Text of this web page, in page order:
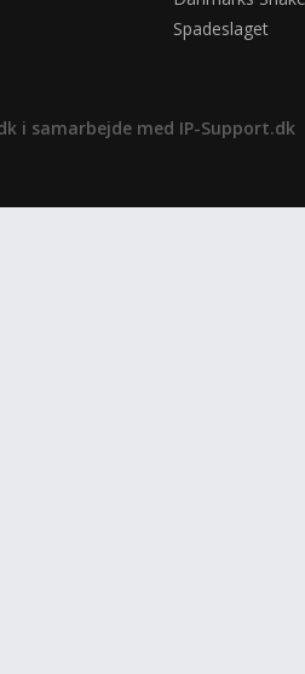
Spadeslaget
i samarbejde med IP-Support.dk